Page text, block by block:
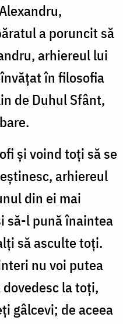
a poruncit să
arhiereul lui
în filosofia
de Duhul Sfânt,
și voind toți să se
arhiereul
din ei mai
să-l pună înaintea
să asculte toți.
nu voi putea
la toți,
gâlcevi; de aceea